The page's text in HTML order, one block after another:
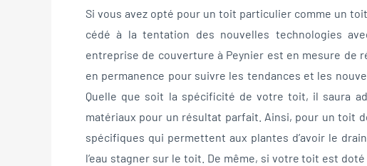
Si vous avez opté pour un toit particulier comme un
cédé à la tentation des nouvelles technologies
entreprise de couverture à Peynier est en mesure de
en permanence pour suivre les tendances et les
Quelle que soit la spécificité de votre toit, il saura
matériaux pour un résultat parfait. Ainsi, pour un toit
spécifiques qui permettent aux plantes d’avoir le
l’eau stagner sur le toit. De même, si votre toit est